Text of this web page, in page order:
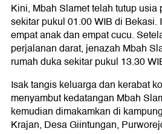
Kini, Mbah Slamet telah tutup
sekitar pukul 01.00 WIB di Bekasi.
empat anak dan empat cucu.
perjalanan darat, jenazah Mbah
rumah duka sekitar pukul 13.30
Isak tangis keluarga dan kerabat
menyambut kedatangan Mbah
kemudian dimakamkan di
Krajan, Desa Giintungan,